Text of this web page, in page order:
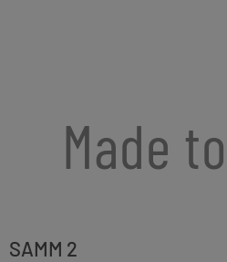
Made
SAMM 2